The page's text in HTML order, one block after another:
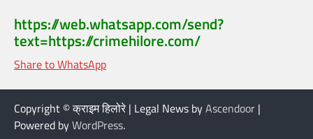
https://web.whatsapp.com/send?
text=https://crimehilore.com/
Share to WhatsApp
Copyright © क्राइम हिलोरे | Legal News byAscendoor |
Powered byWordPress.